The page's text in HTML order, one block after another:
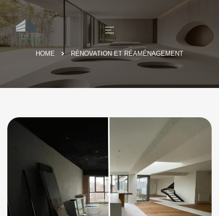
HOME RÉNOVATION ET RÉAMÉNAGEMENT